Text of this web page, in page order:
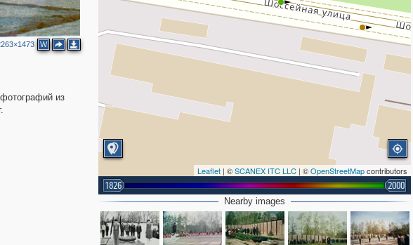
W
из
Leaflet | ©SCANEX ITC LLC | ©OpenStreetMapcontributors
1826 2000
Nearby images